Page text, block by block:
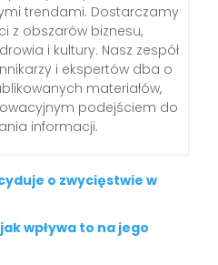
trendami. Dostarczamy
z obszarów biznesu,
i kultury. Nasz zespół
i ekspertów dba o
materiałów,
podejściem do
informacji.
o zwycięstwie w
wpływa to na jego